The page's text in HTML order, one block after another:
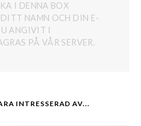
I DENNA BOX
NAMN OCH DIN E-
ANGIVIT I
PÅ VÅR SERVER.
INTRESSERAD AV...